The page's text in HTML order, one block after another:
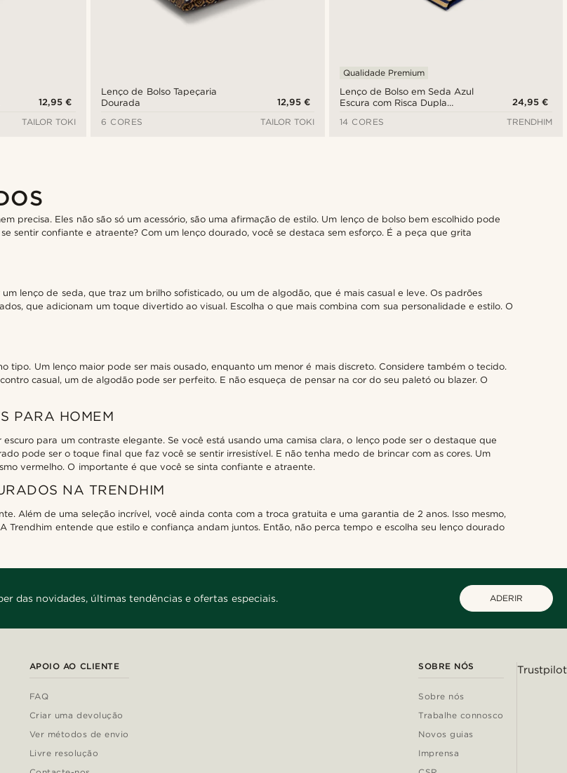
12,95 €
TAILOR TOKI
Lenço de Bolso Tapeçaria
Dourada
12,95 €
6 CORES
TAILOR TOKI
Lenço de Bolso em Seda Azul
Escura com Risca Dupla
Qualidade Premium
24,95 €
14 CORES
TRENDHIM
precisa. Eles não são só um acessório, são uma afirmação de estilo. Um lenço de bolso bem escolhido pode
sentir confiante e atraente? Com um lenço dourado, você se destaca sem esforço. É a peça que grita
lenço de seda, que traz um brilho sofisticado, ou um de algodão, que é mais casual e leve. Os padrões
que adicionam um toque divertido ao visual. Escolha o que mais combina com sua personalidade e estilo. O
tipo. Um lenço maior pode ser mais ousado, enquanto um menor é mais discreto. Considere também o tecido.
casual, um de algodão pode ser perfeito. E não esqueça de pensar na cor do seu paletó ou blazer. O
PARA HOMEM
para um contraste elegante. Se você está usando uma camisa clara, o lenço pode ser o destaque que
pode ser o toque final que faz você se sentir irresistível. E não tenha medo de brincar com as cores. Um
vermelho. O importante é que você se sinta confiante e atraente.
NA TRENDHIM
Além de uma seleção incrível, você ainda conta com a troca gratuita e uma garantia de 2 anos. Isso mesmo,
Trendhim entende que estilo e confiança andam juntos. Então, não perca tempo e escolha seu lenço dourado
das novidades, últimas tendências e ofertas especiais. ADERIR
APOIO AO CLIENTE
FAQ
Criar uma devolução
Ver métodos de envio
Livre resolução
SOBRE NÓS
Sobre nós
Trabalhe connosco
Novos guias
Imprensa
Trustpilot